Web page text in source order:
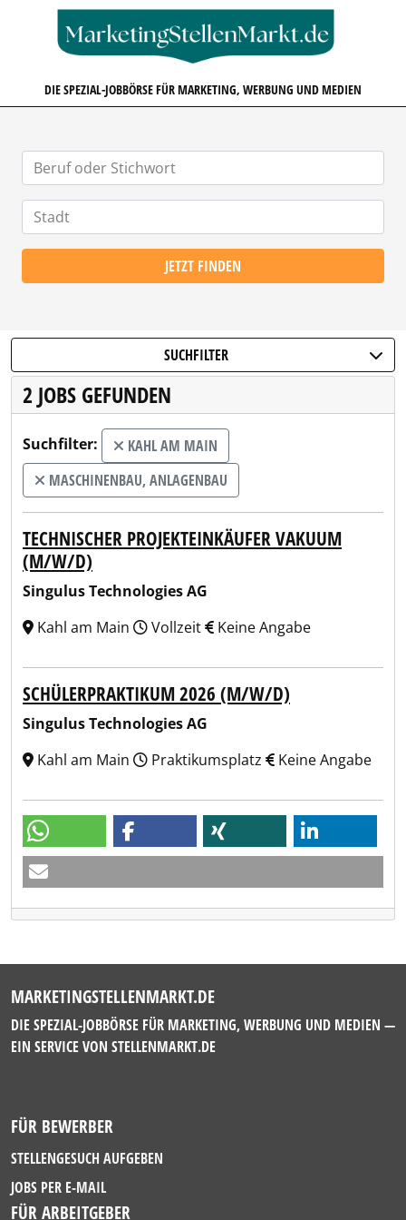
DIE SPEZIAL-JOBBÖRSE FÜR MARKETING, WERBUNG UND MEDIEN
JETZT FINDEN
SUCHFILTER
2 JOBS GEFUNDEN
Suchfilter:
KAHL AM MAIN
MASCHINENBAU, ANLAGENBAU
TECHNISCHER PROJEKTEINKÄUFER VAKUUM
(M/W/D)
Singulus Technologies AG
Kahl am Main
Vollzeit Keine Angabe
SCHÜLERPRAKTIKUM 2026 (M/W/D)
Singulus Technologies AG
Kahl am Main
Praktikumsplatz Keine Angabe
MARKETINGSTELLENMARKT.DE
DIE SPEZIAL-JOBBÖRSE FÜR MARKETING, WERBUNG UND MEDIEN —
EIN SERVICE VON STELLENMARKT.DE
FÜR BEWERBER
STELLENGESUCH AUFGEBEN
JOBS PER E-MAIL
FÜR ARBEITGEBER